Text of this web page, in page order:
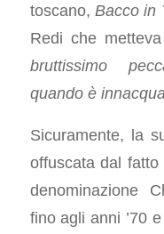
toscano, Bacco in
Redi che
bruttissimo
quando è
Sicuramente, la
offuscata dal
denominazione
fino agli anni ’70